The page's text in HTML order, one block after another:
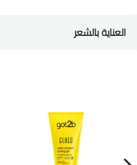
العناية بالشعر